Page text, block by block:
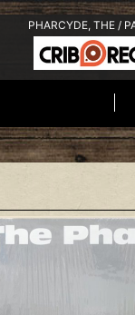
PHARCYDE, THE /